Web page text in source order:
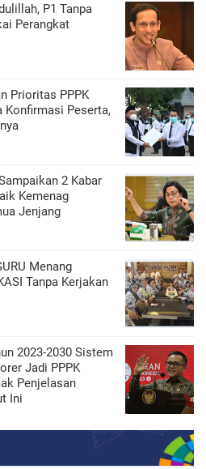
P1 Tanpa
Perangkat
Prioritas PPPK
Konfirmasi Peserta,
2 Kabar
Kemenag
Jenjang
Menang
Tanpa Kerjakan
2023-2030 Sistem
Jadi PPPK
Penjelasan
Ini